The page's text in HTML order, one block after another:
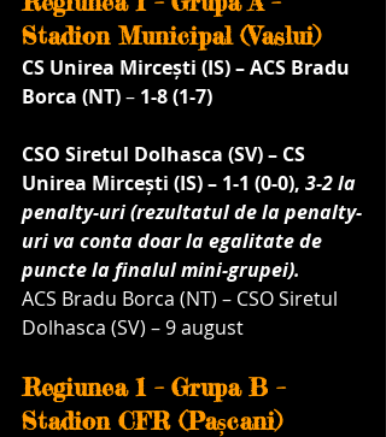
Stadion Municipal (Vaslui)
CS Unirea Mircești (IS) – ACS Bradu
Borca (NT) – 1-8 (1-7)
CSO Siretul Dolhasca (SV) – CS
Unirea Mircești (IS) – 1-1 (0-0), 3-2 la
penalty-uri (rezultatul de la penalty-
uri va conta doar la egalitate de
puncte la finalul mini-grupei).
ACS Bradu Borca (NT) – CSO Siretul
Dolhasca (SV) – 9 august
Regiunea 1 – Grupa B –
Stadion CFR (Pașcani)